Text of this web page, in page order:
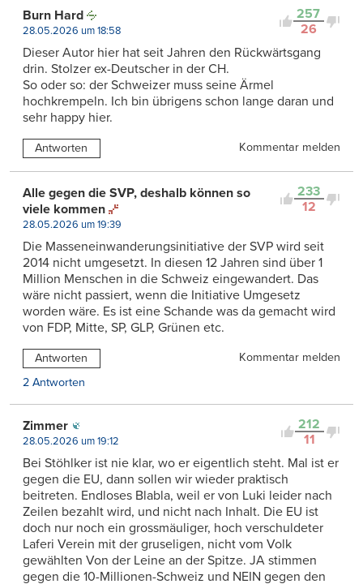
257
26
Burn Hard
28.05.2026 um 18:58
Dieser Autor hier hat seit Jahren den Rückwärtsgang
drin. Stolzer ex-Deutscher in der CH.
So oder so: der Schweizer muss seine Ärmel
hochkrempeln. Ich bin übrigens schon lange daran und
sehr happy hier.
Antworten Kommentar melden
233
12
Alle gegen die SVP, deshalb können so
viele kommen
28.05.2026 um 19:39
Die Masseneinwanderungsinitiative der SVP wird seit
2014 nicht umgesetzt. In diesen 12 Jahren sind über 1
Million Menschen in die Schweiz eingewandert. Das
wäre nicht passiert, wenn die Initiative Umgesetz
worden wäre. Es ist eine Schande was da gemacht wird
von FDP, Mitte, SP, GLP, Grünen etc.
Antworten
Kommentar melden
2 Antworten
212
11
Zimmer
28.05.2026 um 19:12
Bei Stöhlker ist nie klar, wo er eigentlich steht. Mal ist er
gegen die EU, dann sollen wir wieder praktisch
beitreten. Endloses Blabla, weil er von Luki leider nach
Zeilen bezahlt wird, und nicht nach Inhalt. Die EU ist
doch nur noch ein grossmäuliger, hoch verschuldeter
Laferi Verein mit der gruseligen, nicht vom Volk
gewählten Von der Leine an der Spitze. JA stimmen
gegen die 10-Millionen-Schweiz und NEIN gegen den